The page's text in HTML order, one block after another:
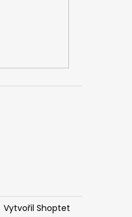
Vytvořil Shoptet